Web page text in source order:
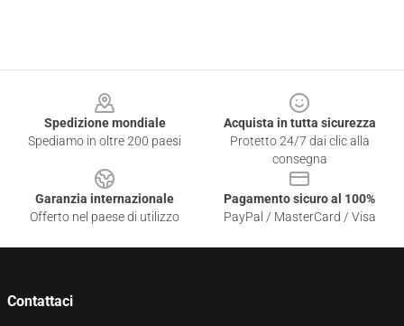
Spedizione mondiale
Spediamo in oltre 200 paesi
Acquista in tutta sicurezza
Protetto 24/7 dai clic alla
consegna
Garanzia internazionale
Offerto nel paese di utilizzo
Pagamento sicuro al 100%
PayPal / MasterCard / Visa
Contattaci